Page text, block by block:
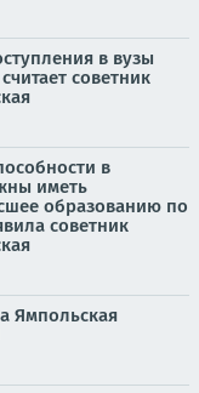
в вузы
советник
в
иметь
образованию по
советник
Ямпольская